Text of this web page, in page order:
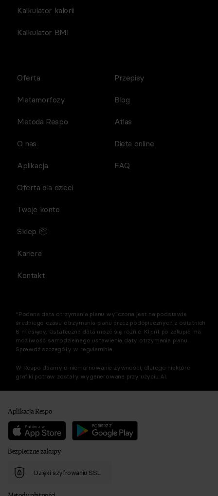
Kalkulator kalorii
Kalkulator BMI
Oferta
Metamorfozy
Metoda Respo
O nas
Aplikacja
Przepisy
Blog
Atlas
Dieta online
FAQ
Oferta dla dzieci
Twoje konto
Sklep 📦
Kariera
Kontakt
*Podana data otrzymania planu wyliczona jest na podstawie
średniego czasu otrzymania planu przez podopiecznych z ostatnich
6 miesięcy. Ostateczna data może się różnić. Klient po zakupie ma
możliwość samodzielnego ustawienia daty otrzymania planu.
Sprawdź szczegóły w regulaminie.
W Respo dbamy o niemarnowanie żywności, dlatego niektóre
grafiki potraw zostały wygenerowane przy użyciu AI.
Aplikacja Respo
Bezpieczne zakupy
Dzięki szyfrowaniu SSL